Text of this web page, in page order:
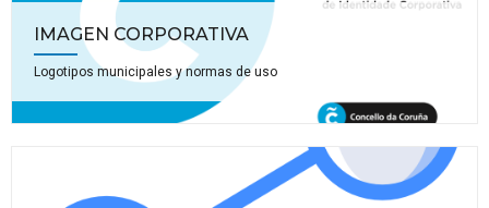
IMAGEN CORPORATIVA
Logotipos municipales y normas de uso